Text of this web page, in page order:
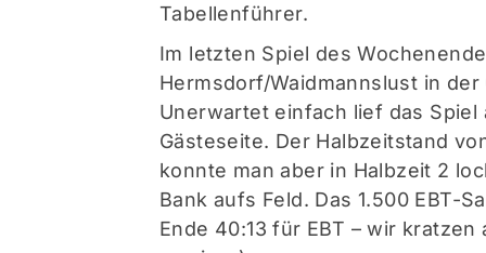
Tabellenführer.
Im letzten Spiel des
Hermsdorf/Waidmannslust in
Unerwartet einfach lief das
Gästeseite. Der Halbzeitstand
konnte man aber in Halbzeit 2
Bank aufs Feld. Das 1.500 EBT-
Ende 40:13 für EBT – wir